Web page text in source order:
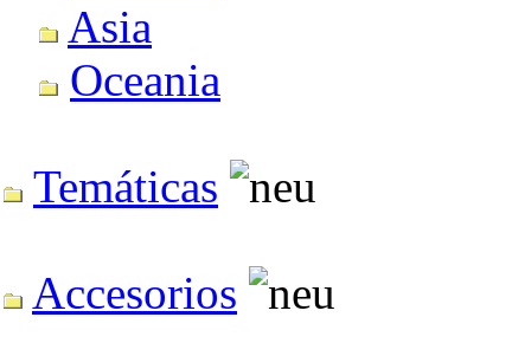
Asia
Oceania
Temáticas
Accesorios